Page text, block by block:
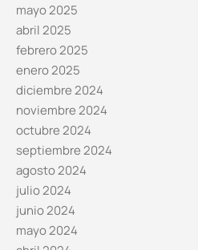
mayo 2025
abril 2025
febrero 2025
enero 2025
diciembre 2024
noviembre 2024
octubre 2024
septiembre 2024
agosto 2024
julio 2024
junio 2024
mayo 2024